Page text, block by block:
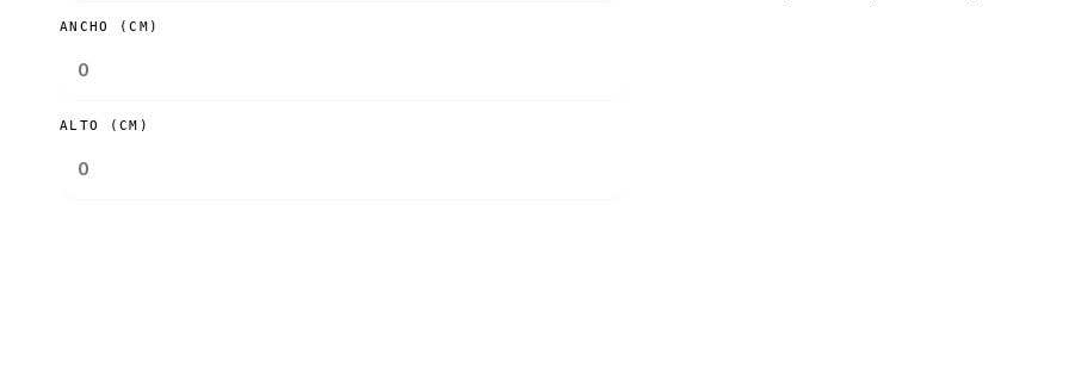
ANCHO (CM)
ALTO (CM)